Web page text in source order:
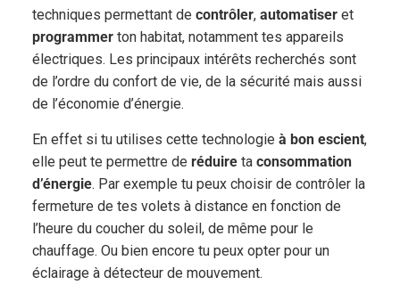
techniques permettant de contrôler, automatiseret
programmerton habitat, notamment tes appareils
électriques. Les principaux intérêts recherchés sont
de l’ordre du confort de vie, de la sécurité mais aussi
de l’économie d’énergie.
En effet si tu utilises cette technologie à bon escient,
elle peut te permettre de réduireta consommation
d’énergie. Par exemple tu peux choisir de contrôler la
fermeture de tes volets à distance en fonction de
l’heure du coucher du soleil, de même pour le
chauffage. Ou bien encore tu peux opter pour un
éclairage à détecteur de mouvement.